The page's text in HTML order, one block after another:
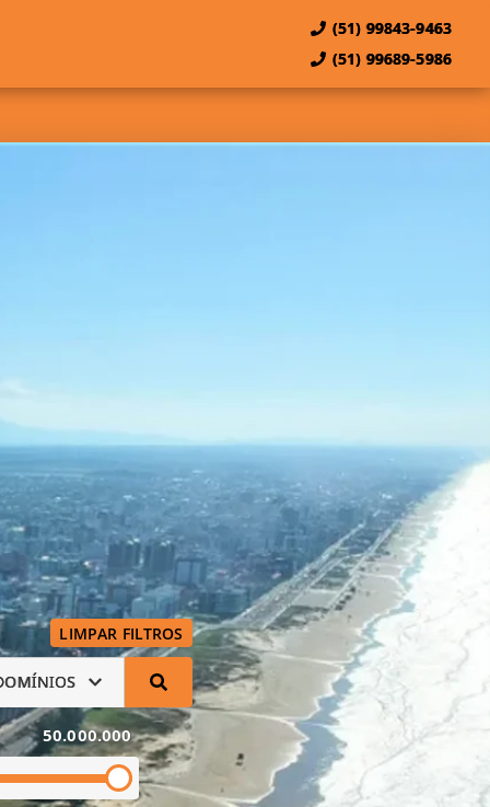
(51) 99843-9463
(51) 99689-5986
LIMPAR FILTROS
50.000.000